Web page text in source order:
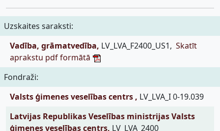
Uzskaites saraksti:
Vadība, grāmatvedība, LV_LVA_F2400_US1, Skatīt
aprakstu pdf formātā
Fondraži:
Valsts ģimenes veselības centrs , LV_LVA_I 0-19.039
Latvijas Republikas Veselības ministrijas Valsts
ģimenes veselības centrs, LV_LVA_2400